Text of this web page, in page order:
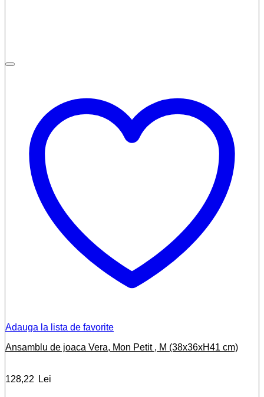
Adauga la lista de favorite
Ansamblu de joaca Vera, Mon Petit , M (38x36xH41 cm)
128,22 Lei